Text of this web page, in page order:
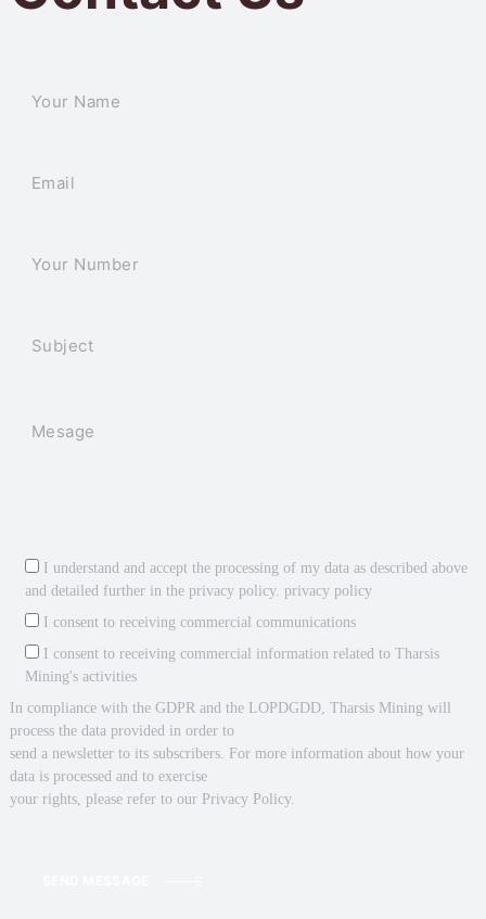
I understand and accept the processing of my data as described above
and detailed further in the privacy policy. privacy policy
I consent to receiving commercial communications
I consent to receiving commercial information related to Tharsis
Mining's activities
In compliance with the GDPR and the LOPDGDD, Tharsis Mining will
process the data provided in order to
send a newsletter to its subscribers. For more information about how your
data is processed and to exercise
your rights, please refer to our Privacy Policy.